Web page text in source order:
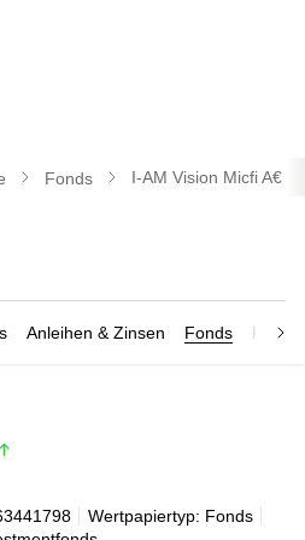
Fonds I-AM Vision Micfi A€
Anleihen & Zinsen Fonds
Wertpapiertyp: Fonds